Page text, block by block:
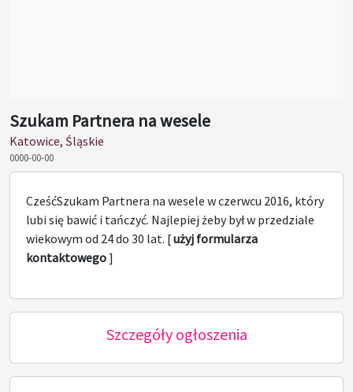
Szukam Partnera na wesele
Katowice, Śląskie
0000-00-00
CześćSzukam Partnera na wesele w czerwcu 2016, który
lubi się bawić i tańczyć. Najlepiej żeby był w przedziale
wiekowym od 24 do 30 lat. [użyj formularza
kontaktowego]
Szczegóły ogłoszenia